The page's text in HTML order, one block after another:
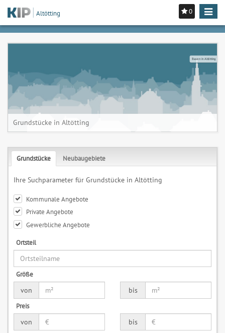
0
Toggle
Altötting
Bauen in Altötting
Grundstücke in Altötting
Grundstücke Neubaugebiete
Ihre Suchparameter für Grundstücke in Altötting
Kommunale Angebote
Private Angebote
Gewerbliche Angebote
Ortsteil
Größe
von
bis
Preis
von
bis